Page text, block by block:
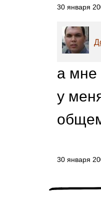
30 января
а мне
у
30 января